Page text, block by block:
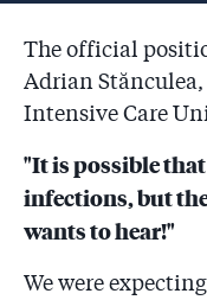
The official
Adrian
Intensive Care
"It is possible
infections, but
wants to hear!"
We were